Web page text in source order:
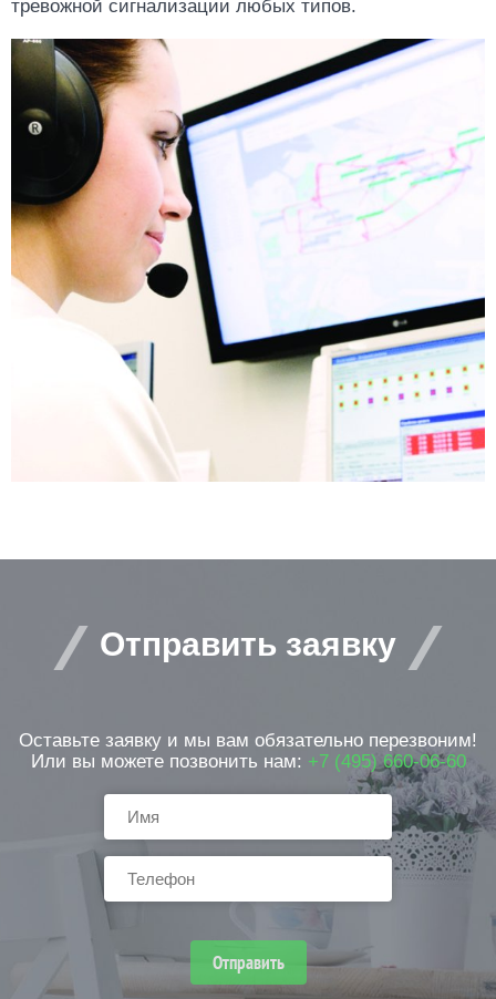
тревожной сигнализации любых типов.
Отправить заявку
Оставьте заявку и мы вам обязательно перезвоним!
Или вы можете позвонить нам: +7 (495) 660-06-60
Отправить